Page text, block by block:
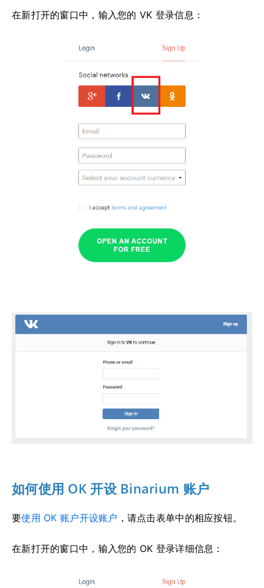
在新打开的窗口中，输入您的 VK 登录信息：
如何使用 OK 开设 Binarium 账户
要使用 OK 账户开设账户 ，请点击表单中的相应按钮。
在新打开的窗口中，输入您的 OK 登录详细信息：